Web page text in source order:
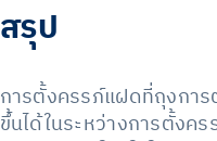
สรุป
การตั้งครรภ์แฝดที่ถุงการ
ขึ้นได้ในระหว่างการตั้งค